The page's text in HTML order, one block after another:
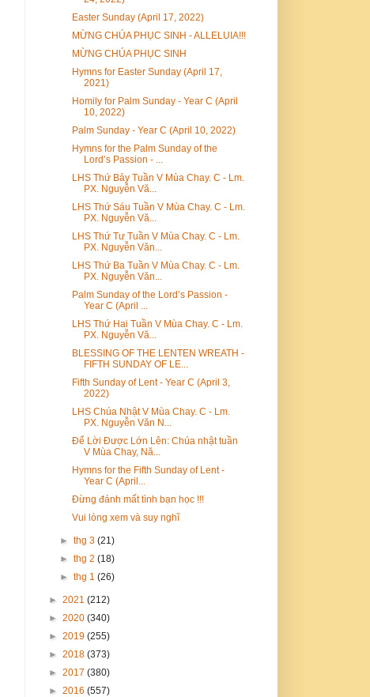
Easter Sunday (April 17, 2022)
MỪNG CHÚA PHỤC SINH - ALLELUIA!!!
MỪNG CHÚA PHỤC SINH
Hymns for Easter Sunday (April 17,
2021)
Homily for Palm Sunday - Year C (April
10, 2022)
Palm Sunday - Year C (April 10, 2022)
Hymns for the Palm Sunday of the
Lord’s Passion - ...
LHS Thứ Bảy Tuần V Mùa Chay. C - Lm.
PX. Nguyễn Vă...
LHS Thứ Sáu Tuần V Mùa Chay. C - Lm.
PX. Nguyễn Vă...
LHS Thứ Tư Tuần V Mùa Chay. C - Lm.
PX. Nguyễn Văn...
LHS Thứ Ba Tuần V Mùa Chay. C - Lm.
PX. Nguyễn Văn...
Palm Sunday of the Lord’s Passion -
Year C (April ...
LHS Thứ Hai Tuần V Mùa Chay. C - Lm.
PX. Nguyễn Vă...
BLESSING OF THE LENTEN WREATH -
FIFTH SUNDAY OF LE...
Fifth Sunday of Lent - Year C (April 3,
2022)
LHS Chúa Nhật V Mùa Chay. C - Lm.
PX. Nguyễn Văn N...
Để Lời Được Lớn Lên: Chúa nhật tuần
V Mùa Chay, Nă...
Hymns for the Fifth Sunday of Lent -
Year C (April...
Đừng đánh mất tình bạn học !!!
Vui lòng xem và suy nghĩ
►thg 3(21)
►thg 2(18)
►thg 1(26)
► 2021 (212)
► 2020 (340)
► 2019 (255)
► 2018 (373)
► 2017 (380)
► 2016 (557)